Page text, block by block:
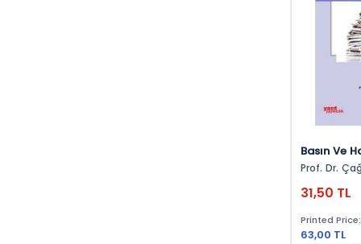
Basın Ve
Prof. Dr.
31,50 TL
Printed Price:
63,00 TL